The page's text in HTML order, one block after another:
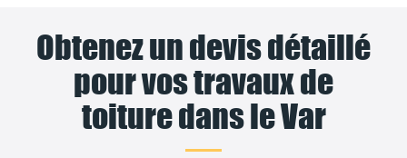
Obtenez un devis détaillé
pour vos travaux de
toiture dans le Var